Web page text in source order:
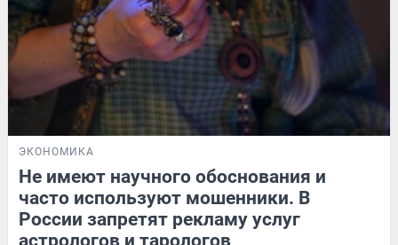
ЭКОНОМИКА
Не имеют научного обоснования и
часто используют мошенники. В
России запретят рекламу услуг
астрологов и тарологов